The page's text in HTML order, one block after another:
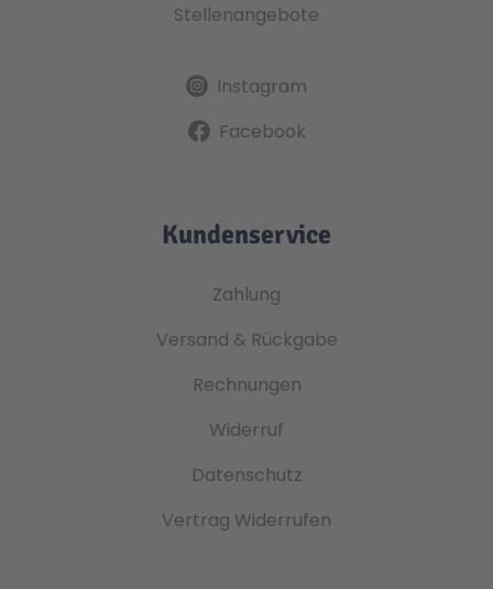
Stellenangebote
Instagram
Facebook
Kundenservice
Zahlung
Versand & Rückgabe
Rechnungen
Widerruf
Datenschutz
Vertrag Widerrufen